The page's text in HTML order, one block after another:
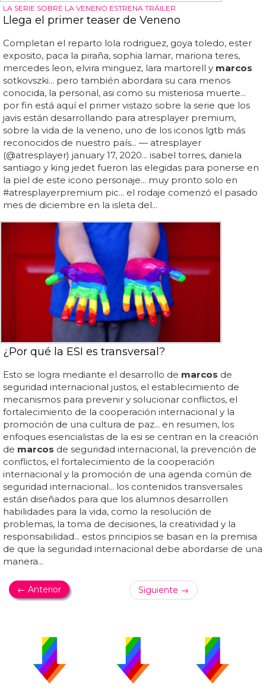
LA SERIE SOBRE LA VENENO ESTRENA TRÁILER
Llega el primer teaser de Veneno
Completan el reparto lola rodriguez, goya toledo, ester
exposito, paca la piraña, sophia lamar, mariona teres,
mercedes leon, elvira minguez, lara martorell y marcos
sotkovszki... pero también abordara su cara menos
conocida, la personal, asi como su misteriosa muerte...
por fin está aquí el primer vistazo sobre la serie que los
javis están desarrollando para atresplayer premium,
sobre la vida de la veneno, uno de los iconos lgtb más
reconocidos de nuestro país... — atresplayer
(@atresplayer) january 17, 2020... isabel torres, daniela
santiago y king jedet fueron las elegidas para ponerse en
la piel de este icono personaje... muy pronto solo en
#atresplayerpremium pic... el rodaje comenzó el pasado
mes de diciembre en la isleta del...
¿Por qué la ESI es transversal?
Esto se logra mediante el desarrollo de marcos de
seguridad internacional justos, el establecimiento de
mecanismos para prevenir y solucionar conflictos, el
fortalecimiento de la cooperación internacional y la
promoción de una cultura de paz... en resumen, los
enfoques esencialistas de la esi se centran en la creación
de marcos de seguridad internacional, la prevención de
conflictos, el fortalecimiento de la cooperación
internacional y la promoción de una agenda común de
seguridad internacional... los contenidos transversales
están diseñados para que los alumnos desarrollen
habilidades para la vida, como la resolución de
problemas, la toma de decisiones, la creatividad y la
responsabilidad... estos principios se basan en la premisa
de que la seguridad internacional debe abordarse de una
manera...
← Anterior Siguiente →